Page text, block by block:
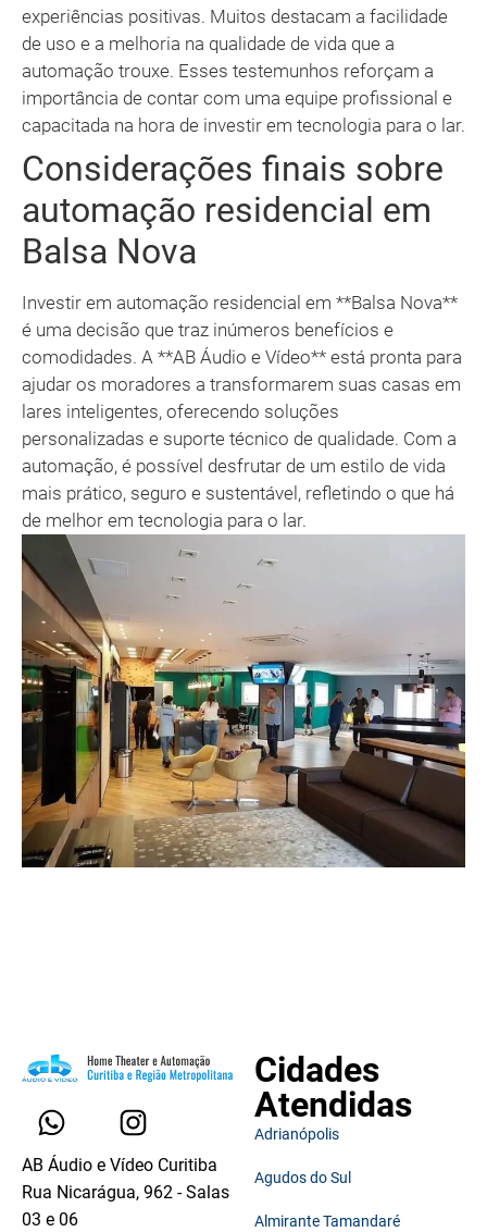
experiências positivas. Muitos destacam a facilidade
de uso e a melhoria na qualidade de vida que a
automação trouxe. Esses testemunhos reforçam a
importância de contar com uma equipe profissional e
capacitada na hora de investir em tecnologia para o lar.
Considerações finais sobre
automação residencial em
Balsa Nova
Investir em automação residencial em **Balsa Nova**
é uma decisão que traz inúmeros benefícios e
comodidades. A **AB Áudio e Vídeo** está pronta para
ajudar os moradores a transformarem suas casas em
lares inteligentes, oferecendo soluções
personalizadas e suporte técnico de qualidade. Com a
automação, é possível desfrutar de um estilo de vida
mais prático, seguro e sustentável, refletindo o que há
de melhor em tecnologia para o lar.
AB Áudio e Vídeo Curitiba
Rua Nicarágua, 962 - Salas
03 e 06
Cidades
Atendidas
Adrianópolis
Agudos do Sul
Almirante Tamandaré